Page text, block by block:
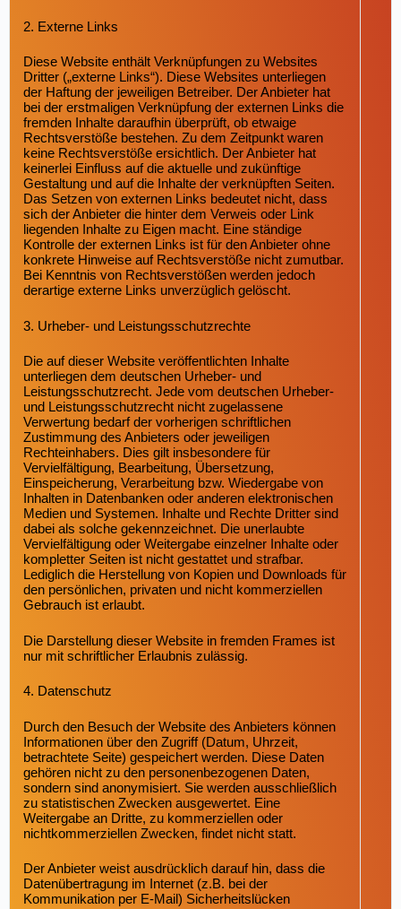
2. Externe Links
Diese Website enthält Verknüpfungen zu Websites
Dritter („externe Links“). Diese Websites unterliegen
der Haftung der jeweiligen Betreiber. Der Anbieter hat
bei der erstmaligen Verknüpfung der externen Links die
fremden Inhalte daraufhin überprüft, ob etwaige
Rechtsverstöße bestehen. Zu dem Zeitpunkt waren
keine Rechtsverstöße ersichtlich. Der Anbieter hat
keinerlei Einfluss auf die aktuelle und zukünftige
Gestaltung und auf die Inhalte der verknüpften Seiten.
Das Setzen von externen Links bedeutet nicht, dass
sich der Anbieter die hinter dem Verweis oder Link
liegenden Inhalte zu Eigen macht. Eine ständige
Kontrolle der externen Links ist für den Anbieter ohne
konkrete Hinweise auf Rechtsverstöße nicht zumutbar.
Bei Kenntnis von Rechtsverstößen werden jedoch
derartige externe Links unverzüglich gelöscht.
3. Urheber- und Leistungsschutzrechte
Die auf dieser Website veröffentlichten Inhalte
unterliegen dem deutschen Urheber- und
Leistungsschutzrecht. Jede vom deutschen Urheber-
und Leistungsschutzrecht nicht zugelassene
Verwertung bedarf der vorherigen schriftlichen
Zustimmung des Anbieters oder jeweiligen
Rechteinhabers. Dies gilt insbesondere für
Vervielfältigung, Bearbeitung, Übersetzung,
Einspeicherung, Verarbeitung bzw. Wiedergabe von
Inhalten in Datenbanken oder anderen elektronischen
Medien und Systemen. Inhalte und Rechte Dritter sind
dabei als solche gekennzeichnet. Die unerlaubte
Vervielfältigung oder Weitergabe einzelner Inhalte oder
kompletter Seiten ist nicht gestattet und strafbar.
Lediglich die Herstellung von Kopien und Downloads für
den persönlichen, privaten und nicht kommerziellen
Gebrauch ist erlaubt.
Die Darstellung dieser Website in fremden Frames ist
nur mit schriftlicher Erlaubnis zulässig.
4. Datenschutz
Durch den Besuch der Website des Anbieters können
Informationen über den Zugriff (Datum, Uhrzeit,
betrachtete Seite) gespeichert werden. Diese Daten
gehören nicht zu den personenbezogenen Daten,
sondern sind anonymisiert. Sie werden ausschließlich
zu statistischen Zwecken ausgewertet. Eine
Weitergabe an Dritte, zu kommerziellen oder
nichtkommerziellen Zwecken, findet nicht statt.
Der Anbieter weist ausdrücklich darauf hin, dass die
Datenübertragung im Internet (z.B. bei der
Kommunikation per E-Mail) Sicherheitslücken